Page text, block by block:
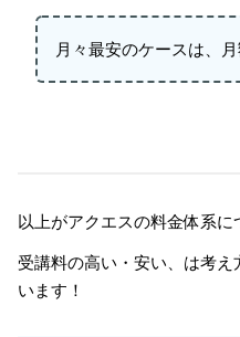
月々最安のケースは、
以上がアクエスの料金体系に
受講料の高い・安い、は考
います！